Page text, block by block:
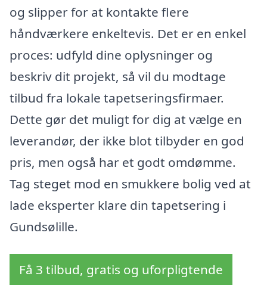
og slipper for at kontakte flere
håndværkere enkeltevis. Det er en enkel
proces: udfyld dine oplysninger og
beskriv dit projekt, så vil du modtage
tilbud fra lokale tapetseringsfirmaer.
Dette gør det muligt for dig at vælge en
leverandør, der ikke blot tilbyder en god
pris, men også har et godt omdømme.
Tag steget mod en smukkere bolig ved at
lade eksperter klare din tapetsering i
Gundsølille.
Få 3 tilbud, gratis og uforpligtende